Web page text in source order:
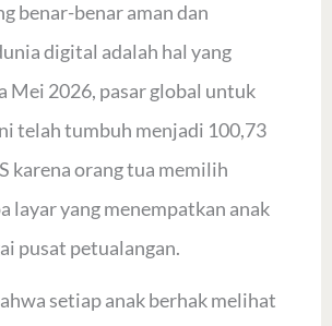
benar-benar aman dan
digital adalah hal yang
Mei 2026, pasar global untuk
telah tumbuh menjadi 100,73
karena orang tua memilih
layar yang menempatkan anak
pusat petualangan.
setiap anak berhak melihat